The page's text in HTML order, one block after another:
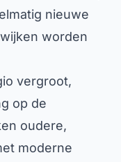
nieuwe
worden
vergroot,
op de
oudere,
moderne